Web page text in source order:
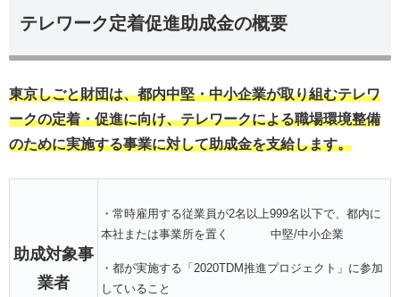
テレワーク定着促進助成金の概要
東京しごと財団は、都内中堅・中小企業が取り組むテレワ
ークの定着・促進に向け、テレワークによる職場環境整備
のために実施する事業に対して助成金を支給します。
助成対象事
業者
・常時雇用する従業員が2名以上999名以下で、都内に
本社または事業所を置く 中堅/中小企業
・都が実施する「2020TDM推進プロジェクト」に参加
していること